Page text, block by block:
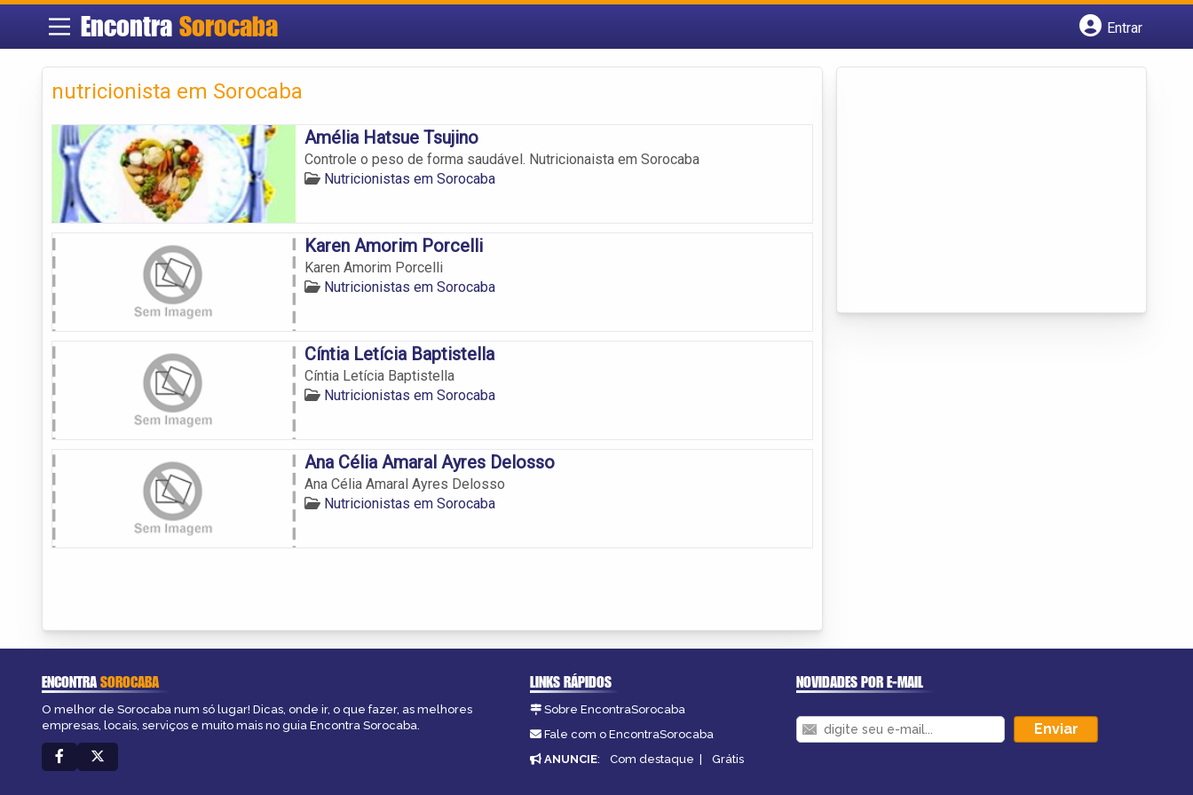
Encontra Sorocaba
Entrar
nutricionista em Sorocaba
Amélia Hatsue Tsujino
Controle o peso de forma saudável. Nutricionaista em Sorocaba
Nutricionistas em Sorocaba
Karen Amorim Porcelli
Karen Amorim Porcelli
Nutricionistas em Sorocaba
Cíntia Letícia Baptistella
Cíntia Letícia Baptistella
Nutricionistas em Sorocaba
Ana Célia Amaral Ayres Delosso
Ana Célia Amaral Ayres Delosso
Nutricionistas em Sorocaba
ENCONTRASOROCABA
O melhor de Sorocaba num só lugar! Dicas, onde ir, o que fazer, as melhores
empresas, locais, serviços e muito mais no guia Encontra Sorocaba.
LINKS RÁPIDOS
Sobre EncontraSorocaba
Fale com o EncontraSorocaba
ANUNCIE: Com destaque | Grátis
NOVIDADES POR E-MAIL